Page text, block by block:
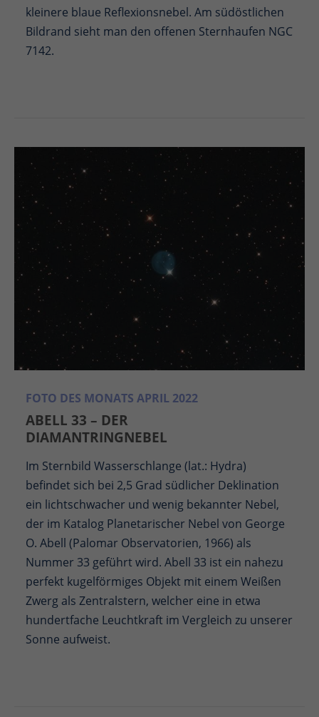
kleinere blaue Reflexionsnebel. Am südöstlichen
Bildrand sieht man den offenen Sternhaufen NGC
7142.
FOTO DES MONATS APRIL 2022
ABELL 33 – DER
DIAMANTRINGNEBEL
Im Sternbild Wasserschlange (lat.: Hydra)
befindet sich bei 2,5 Grad südlicher Deklination
ein lichtschwacher und wenig bekannter Nebel,
der im Katalog Planetarischer Nebel von George
O. Abell (Palomar Observatorien, 1966) als
Nummer 33 geführt wird. Abell 33 ist ein nahezu
perfekt kugelförmiges Objekt mit einem Weißen
Zwerg als Zentralstern, welcher eine in etwa
hundertfache Leuchtkraft im Vergleich zu unserer
Sonne aufweist.